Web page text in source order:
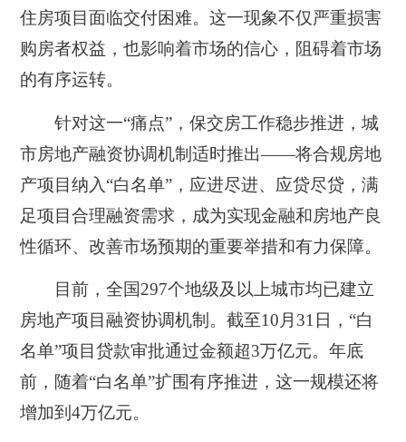
住房项目面临交付困难。这一现象不仅严重损害
购房者权益，也影响着市场的信心，阻碍着市场
的有序运转。
针对这一“痛点”，保交房工作稳步推进，城
市房地产融资协调机制适时推出——将合规房地
产项目纳入“白名单”，应进尽进、应贷尽贷，满
足项目合理融资需求，成为实现金融和房地产良
性循环、改善市场预期的重要举措和有力保障。
目前，全国297个地级及以上城市均已建立
房地产项目融资协调机制。截至10月31日，“白
名单”项目贷款审批通过金额超3万亿元。年底
前，随着“白名单”扩围有序推进，这一规模还将
增加到4万亿元。